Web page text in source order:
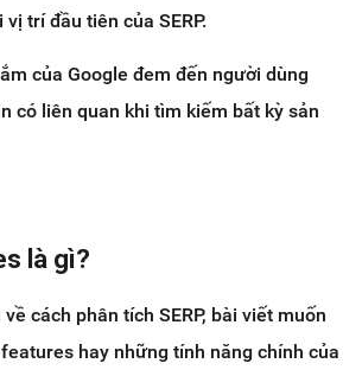
trí đầu tiên của SERP.
của Google đem đến người dùng
có liên quan khi tìm kiếm bất kỳ sản
là gì?
cách phân tích SERP, bài viết muốn
features hay những tính năng chính của